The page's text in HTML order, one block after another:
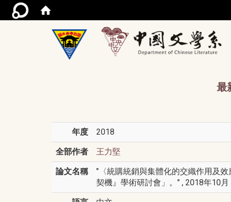
最
年度 2018
全部作者 王力堅
論文名稱
"〈統購統銷與集體化的交織作用及
契機』學術研討會」。" , 2018年10月